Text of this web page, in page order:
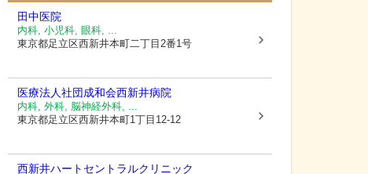
田中医院
内科, 小児科, 眼科, ...
東京都足立区西新井本町二丁目2番1号
医療法人社団成和会西新井病院
内科, 外科, 脳神経外科, ...
東京都足立区西新井本町1丁目12-12
西新井ハートセントラルクリニック